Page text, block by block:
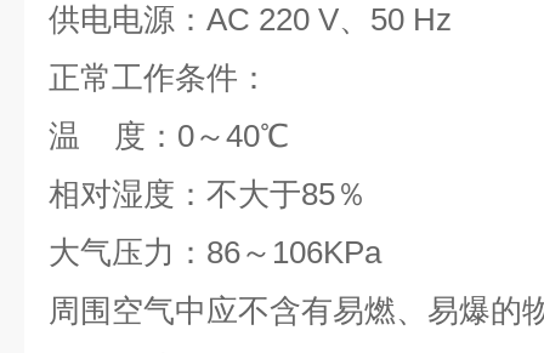
供电电源：AC 220 V、50 Hz
正常工作条件：
温 度：0～40℃
相对湿度：不大于85％
大气压力：86～106KPa
周围空气中应不含有易燃、易爆的